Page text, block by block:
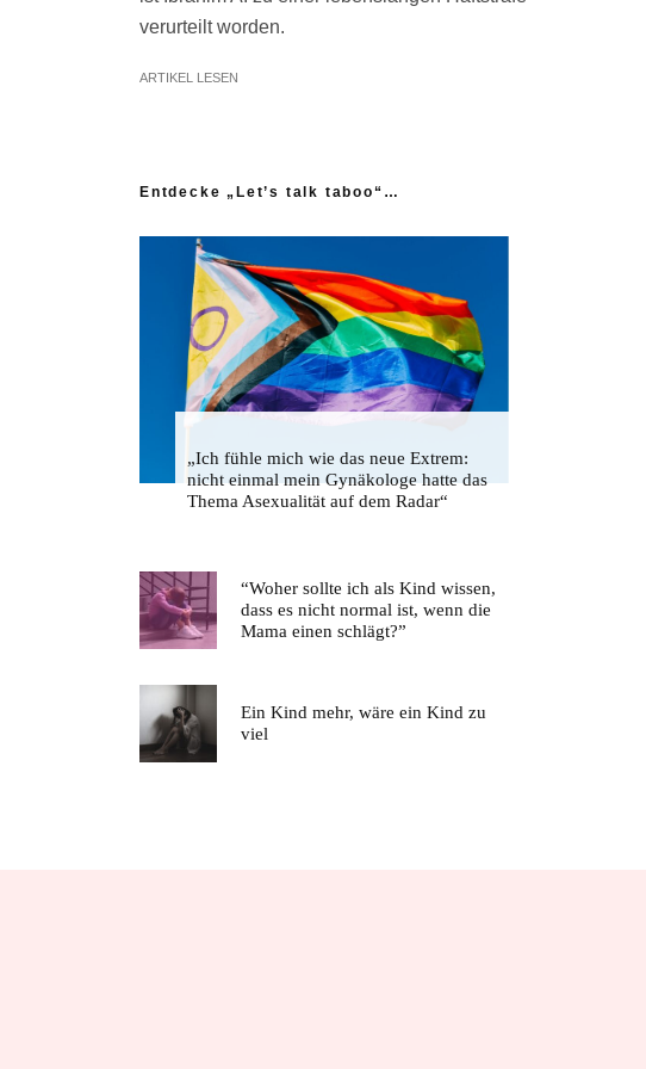
verurteilt worden.
ARTIKEL LESEN
Entdecke „Let’s talk taboo“…
„Ich fühle mich wie das neue Extrem:
nicht einmal mein Gynäkologe hatte das
Thema Asexualität auf dem Radar“
“Woher sollte ich als Kind wissen,
dass es nicht normal ist, wenn die
Mama einen schlägt?”
Ein Kind mehr, wäre ein Kind zu
viel